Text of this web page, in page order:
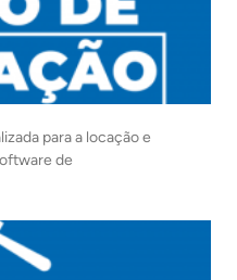
para a locação e
de